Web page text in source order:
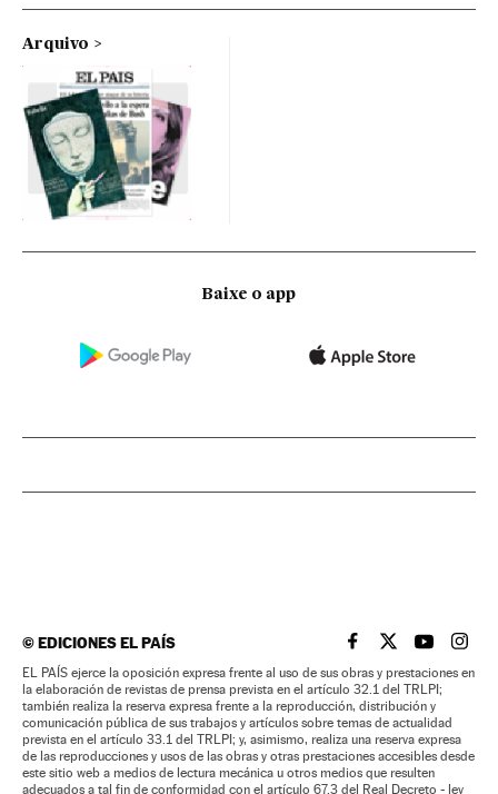
Arquivo
Baixe o app
©EDICIONES EL PAÍS EL PAÍS BRASIL EN
EL PAÍSEL PAÍS
EL
EL PAÍS ejerce la oposición expresa frente al uso de sus obras y prestaciones en
la elaboración de revistas de prensa prevista en el artículo 32.1 del TRLPI;
también realiza la reserva expresa frente a la reproducción, distribución y
comunicación pública de sus trabajos y artículos sobre temas de actualidad
prevista en el artículo 33.1 del TRLPI; y, asimismo, realiza una reserva expresa
de las reproducciones y usos de las obras y otras prestaciones accesibles desde
este sitio web a medios de lectura mecánica u otros medios que resulten
adecuados a tal fin de conformidad con el artículo 67.3 del Real Decreto - ley